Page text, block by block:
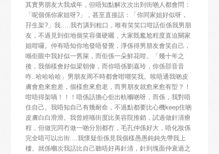
其實男朋友大我成年，但唔知點解次次出到街啲人都會問：
「呢個係你家姐呀?」，甚至直接話：「你同家姐好似呀，
孖生架?」我.....我冇講到粗口，唯有笑笑口咁話佢係我男朋
友，不過見到佢地個笑容僵硬曬，大家既尷尬程度直迫關家
姐咁囉。仲有唔知你地發唔發覺，淨係得男朋友會笑自己，
喺佢眼中我好似一舊屎，而佢係一朵鮮花咁。「幾十年之
後，我個樣會好似梁朝偉，而你唔係劉嘉玲，你係邵音音
咋..哈哈哈哈」男朋友周不時都會咁嘲笑我。唉唔通我啲皮
膚會愈來愈差，個樣愈來愈老，而男朋友就愈來愈有型？！
咁唔得架喎！！！唔係話擔心佢出軌嗰啲呀，而係，我對唔
住自己。我唔知自己有幾耐命，不過點都要比心機keep住啲
皮膚白白滑滑。我曾經喺街度比美容院推銷，試過做針清療
程，但做完同冇做一啲分別都冇，毛孔仲係好大，唔化妝係
完全唔可以出街....我懷疑佢係見我個樣愚愚鈍鈍先帶我上
樓。就係嗰次我話比自己聽唔好再針清，針到塊面仲衰過之